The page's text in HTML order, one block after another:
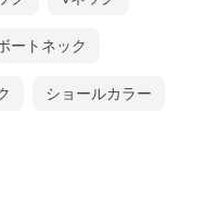
ートネック
ショールカラー